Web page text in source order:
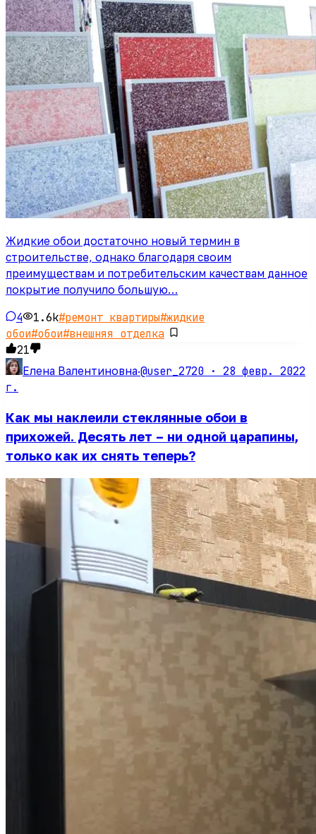
Жидкие обои достаточно новый термин в
строительстве, однако благодаря своим
преимуществам и потребительским качествам данное
покрытие получило большую…
4 1.6k#ремонт квартиры#жидкие
обои#обои#внешняя отделка
21
Елена Валентиновна·@user_2720 · 28 февр. 2022
г.
Как мы наклеили стеклянные обои в
прихожей. Десять лет – ни одной царапины,
только как их снять теперь?